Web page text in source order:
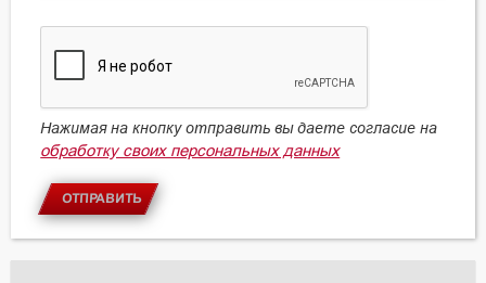
Нажимая на кнопку отправить вы даете согласие на
обработку своих персональных данных
ОТПРАВИТЬ